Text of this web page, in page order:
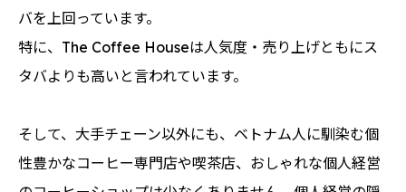
バを上回っています。
特に、The Coffee Houseは人気度・売り上げともにス
タバよりも高いと言われています。
そして、大手チェーン以外にも、ベトナム人に馴染む個
性豊かなコーヒー専門店や喫茶店、おしゃれな個人経営